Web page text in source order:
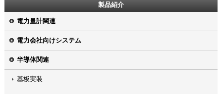
製品紹介
電力量計関連
電力会社向けシステム
半導体関連
基板実装